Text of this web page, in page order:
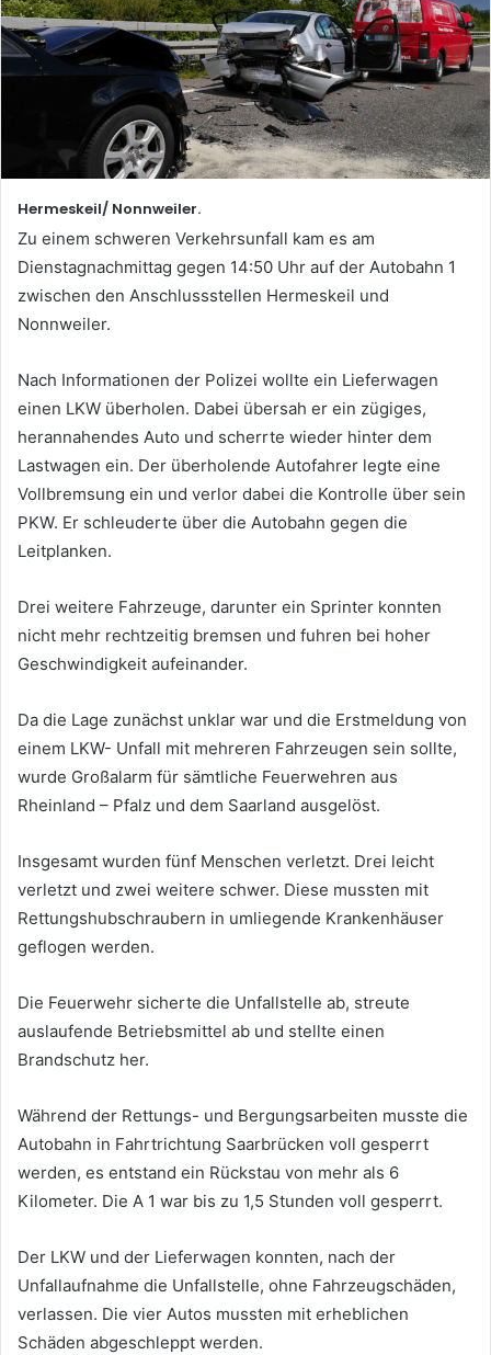
Hermeskeil/ Nonnweiler.
Zu einem schweren Verkehrsunfall kam es am
Dienstagnachmittag gegen 14:50 Uhr auf der Autobahn 1
zwischen den Anschlussstellen Hermeskeil und
Nonnweiler.
Nach Informationen der Polizei wollte ein Lieferwagen
einen LKW überholen. Dabei übersah er ein zügiges,
herannahendes Auto und scherrte wieder hinter dem
Lastwagen ein. Der überholende Autofahrer legte eine
Vollbremsung ein und verlor dabei die Kontrolle über sein
PKW. Er schleuderte über die Autobahn gegen die
Leitplanken.
Drei weitere Fahrzeuge, darunter ein Sprinter konnten
nicht mehr rechtzeitig bremsen und fuhren bei hoher
Geschwindigkeit aufeinander.
Da die Lage zunächst unklar war und die Erstmeldung von
einem LKW- Unfall mit mehreren Fahrzeugen sein sollte,
wurde Großalarm für sämtliche Feuerwehren aus
Rheinland – Pfalz und dem Saarland ausgelöst.
Insgesamt wurden fünf Menschen verletzt. Drei leicht
verletzt und zwei weitere schwer. Diese mussten mit
Rettungshubschraubern in umliegende Krankenhäuser
geflogen werden.
Die Feuerwehr sicherte die Unfallstelle ab, streute
auslaufende Betriebsmittel ab und stellte einen
Brandschutz her.
Während der Rettungs- und Bergungsarbeiten musste die
Autobahn in Fahrtrichtung Saarbrücken voll gesperrt
werden, es entstand ein Rückstau von mehr als 6
Kilometer. Die A 1 war bis zu 1,5 Stunden voll gesperrt.
Der LKW und der Lieferwagen konnten, nach der
Unfallaufnahme die Unfallstelle, ohne Fahrzeugschäden,
verlassen. Die vier Autos mussten mit erheblichen
Schäden abgeschleppt werden.